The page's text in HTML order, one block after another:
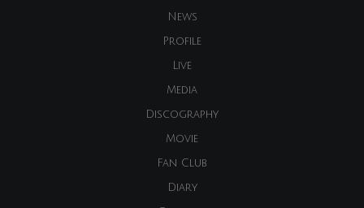
News
Profile
Live
Media
Discography
Movie
Fan Club
Diary